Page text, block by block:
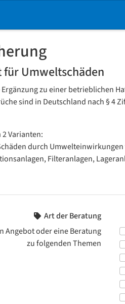
Umweltschäden
zu einer betrieblichen
sind in Deutschland nach § 4
Varianten:
durch
Filteranlagen,
Art der Beratung
Angebot oder eine Beratung
zu folgenden Themen